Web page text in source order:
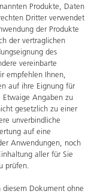
Produkte, Daten
Dritter verwendet
der Produkte
der vertraglichen
des
vereinbarte
empfehlen Ihnen,
auf ihre Eignung für
Angaben zu
gesetzlich zu einer
unverbindliche
auf eine
Anwendungen, noch
aller für Sie
prüfen.
Dokument ohne